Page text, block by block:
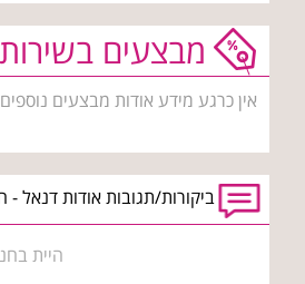
מבצעים
אין כרגע מידע אודות מבצעים
ביקורות/תגובות אודות דנאל
היית